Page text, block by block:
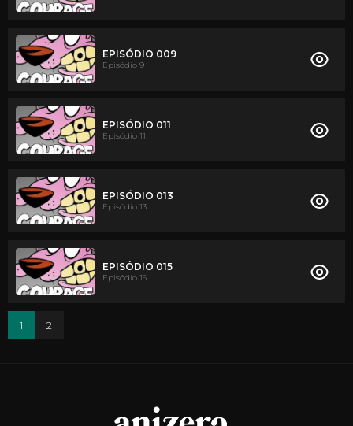
EPISÓDIO 009
Episódio 9
EPISÓDIO 011
Episódio 11
EPISÓDIO 013
Episódio 13
EPISÓDIO 015
Episódio 15
1 2